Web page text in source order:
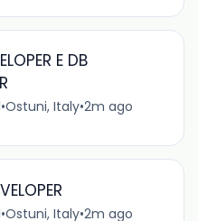
E DB
•Ostuni, Italy•2m ago
•Ostuni, Italy•2m ago